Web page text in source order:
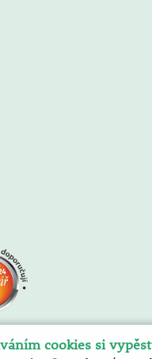
cookies si